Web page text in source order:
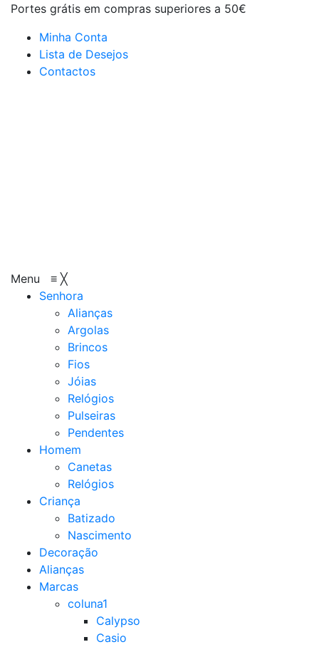
Portes grátis em compras superiores a 50€
Minha Conta
Lista de Desejos
Contactos
Menu ≡ ╳
Senhora
Alianças
Argolas
Brincos
Fios
Jóias
Relógios
Pulseiras
Pendentes
Homem
Canetas
Relógios
Criança
Batizado
Nascimento
Decoração
Alianças
Marcas
coluna1
Calypso
Casio